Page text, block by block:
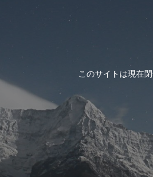
このサイトは現在